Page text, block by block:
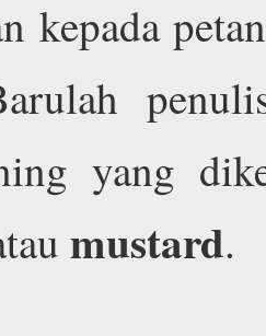
kepada
yang
mustard.